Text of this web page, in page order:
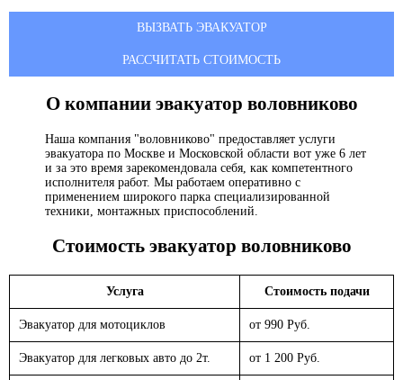
ВЫЗВАТЬ ЭВАКУАТОР
РАССЧИТАТЬ СТОИМОСТЬ
О компании эвакуатор воловниково
Наша компания "воловниково" предоставляет услуги
эвакуатора по Москве и Московской области вот уже 6 лет
и за это время зарекомендовала себя, как компетентного
исполнителя работ. Мы работаем оперативно с
применением широкого парка специализированной
техники, монтажных приспособлений.
Стоимость эвакуатор воловниково
Услуга Стоимость подачи
Эвакуатор для мотоциклов от 990 Руб.
Эвакуатор для легковых авто до 2т. от 1 200 Руб.